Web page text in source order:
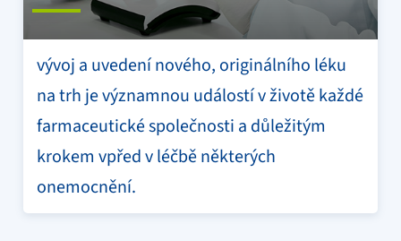
vývoj a uvedení nového, originálního léku
na trh je významnou událostí v životě každé
farmaceutické společnosti a důležitým
krokem vpřed v léčbě některých
onemocnění.